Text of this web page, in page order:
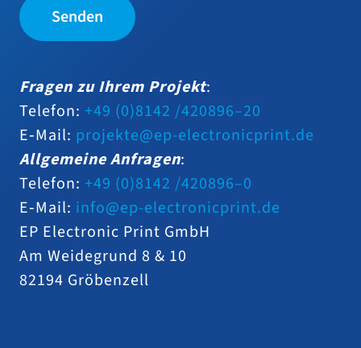
Fragen zu Ihrem Projekt:
Telefon: +49 (0)8142 /420896–20
E‑Mail: projekte@ep-electronicprint.de
Allgemeine Anfragen:
Telefon: +49 (0)8142 /420896–0
E‑Mail: info@ep-electronicprint.de
EP Electronic Print GmbH
Am Weidegrund 8 & 10
82194 Gröbenzell